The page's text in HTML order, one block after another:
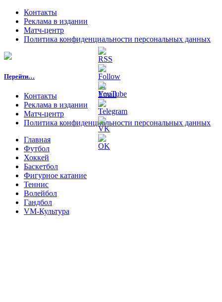
Контакты
Реклама в издании
Матч-центр
Политика конфиденциальности персональных данных
Перейти…
Контакты
Реклама в издании
Матч-центр
Политика конфиденциальности персональных данных
Главная
Футбол
Хоккей
Баскетбол
Фигурное катание
Теннис
Волейбол
Гандбол
VM-Культура